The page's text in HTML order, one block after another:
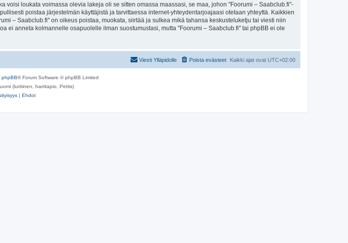
loukata voimassa olevia lakeja oli se sitten omassa maassasi, se maa, johon "Foorumi – Saabclub.fi"-
poistaa järjestelmän käyttäjistä ja tarvittaessa internet-yhteydentarjoajaasi otetaan yhteyttä. Kaikkien
– Saabclub.fi" on oikeus poistaa, muokata, siirtää ja sulkea mikä tahansa keskusteluketju tai viesti niin
ei anneta kolmannelle osapuolelle ilman suostumustasi, mutta "Foorumi – Saabclub.fi" tai phpBB ei ole
Kaikki ajat ovat UTC+02:00
Poista evästeet
Viesti Ylläpidolle
phpBB® Forum Software © phpBB Limited
(lurttinen, harritapio, Pettis)
| Ehdot